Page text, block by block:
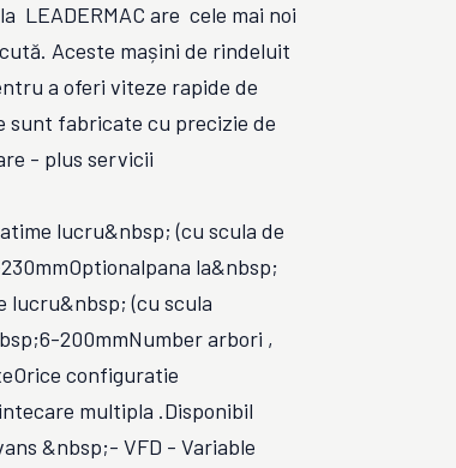
LEADERMAC are cele mai noi
Aceste mașini de rindeluit
a oferi viteze rapide de
sunt fabricate cu precizie de
- plus servicii
lucru&nbsp; (cu scula de
la&nbsp;
lucru&nbsp; (cu scula
200mmNumber arbori ,
configuratie
multipla .Disponibil
&nbsp;- VFD - Variable